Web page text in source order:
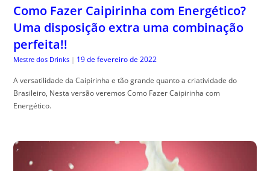
Como Fazer Caipirinha com Energético?
Uma disposição extra uma combinação
perfeita!!
Mestre dos Drinks | 19 de fevereiro de 2022
A versatilidade da Caipirinha e tão grande quanto a criatividade do
Brasileiro, Nesta versão veremos Como Fazer Caipirinha com
Energético.